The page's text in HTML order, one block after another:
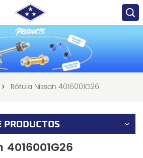
Rótula Nissan 4016001G26
PRODUCTOS